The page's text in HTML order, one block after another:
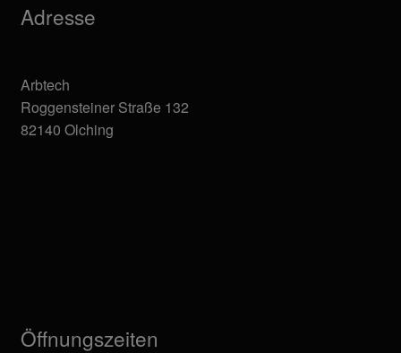
Adresse
Arbtech
Roggensteiner Straße 132
82140 Olching
Öffnungszeiten